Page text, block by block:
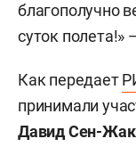
благополучно
суток полета!»
Как передает
принимали
Давид Сен-Жак